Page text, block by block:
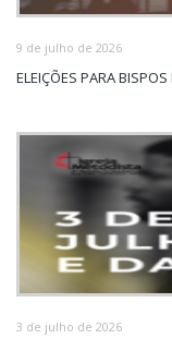
9 de julho de 2026
ELEIÇÕES PARA
3 de julho de 2026